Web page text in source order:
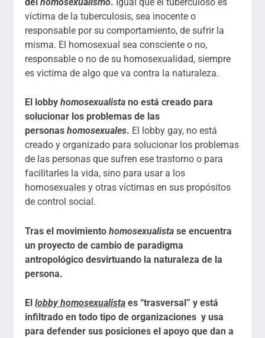
víctima de la tuberculosis, sea inocente o
responsable por su comportamiento, de sufrir la
misma. El homosexual sea consciente o no,
responsable o no de su homosexualidad, siempre
es victima de algo que va contra la naturaleza.
El lobbyhomosexualista no está creado para
solucionar los problemas de las
personashomosexuales. El lobby gay, no está
creado y organizado para solucionar los problemas
de las personas que sufren ese trastorno o para
facilitarles la vida, sino para usar a los
homosexuales y otras víctimas en sus propósitos
de control social.
Tras el movimientohomosexualista se encuentra
un proyecto de cambio de paradigma
antropológico desvirtuando la naturaleza de la
persona.
Ellobby homosexualista es “trasversal” y está
infiltrado en todo tipo de organizaciones y usa
para defender sus posiciones el apoyo que dan a